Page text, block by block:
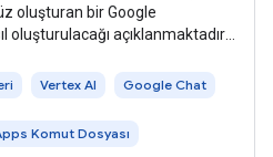
oluşturan bir Google
oluşturulacağı açıklanmaktadır.
Vertex AI Google Chat
Komut Dosyası